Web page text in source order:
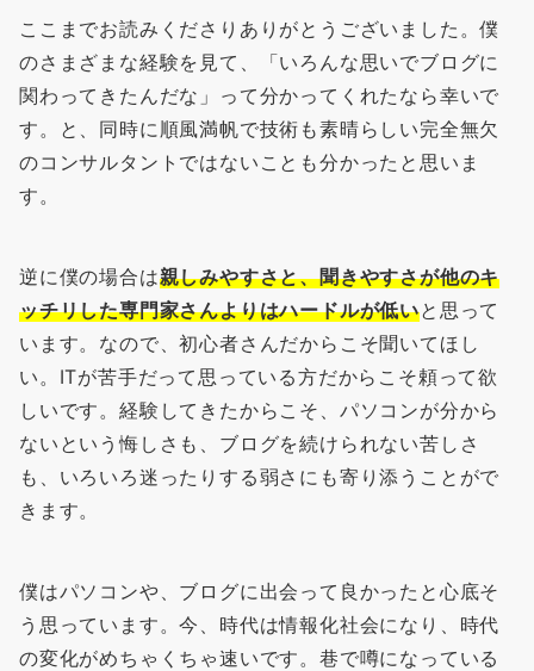
ここまでお読みくださりありがとうございました。僕
のさまざまな経験を見て、「いろんな思いでブログに
関わってきたんだな」って分かってくれたなら幸いで
す。と、同時に順風満帆で技術も素晴らしい完全無欠
のコンサルタントではないことも分かったと思いま
す。
逆に僕の場合は親しみやすさと、聞きやすさが他のキ
ッチリした専門家さんよりはハードルが低いと思って
います。なので、初心者さんだからこそ聞いてほし
い。ITが苦手だって思っている方だからこそ頼って欲
しいです。経験してきたからこそ、パソコンが分から
ないという悔しさも、ブログを続けられない苦しさ
も、いろいろ迷ったりする弱さにも寄り添うことがで
きます。
僕はパソコンや、ブログに出会って良かったと心底そ
う思っています。今、時代は情報化社会になり、時代
の変化がめちゃくちゃ速いです。巷で噂になっている